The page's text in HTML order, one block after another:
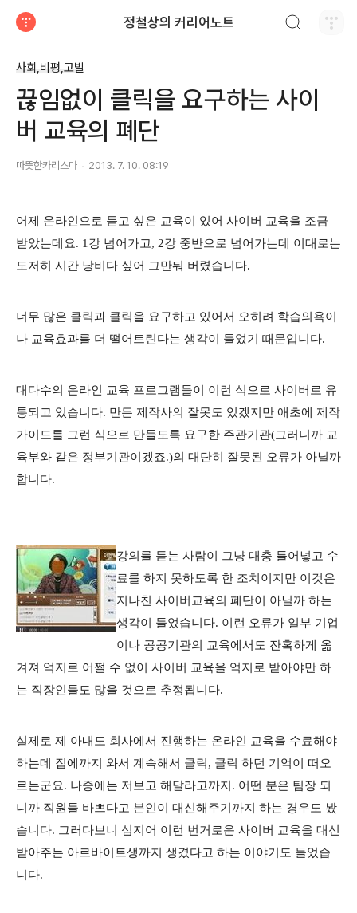
정철상의 커리어노트
사회,비평,고발
끊임없이 클릭을 요구하는 사이
버 교육의 폐단
따뜻한카리스마 2013. 7. 10. 08:19
어제 온라인으로 듣고 싶은 교육이 있어 사이버 교육을 조금
받았는데요. 1강 넘어가고, 2강 중반으로 넘어가는데 이대로는
도저히 시간 낭비다 싶어 그만둬 버렸습니다.
너무 많은 클릭과 클릭을 요구하고 있어서 오히려 학습의욕이
나 교육효과를 더 떨어트린다는 생각이 들었기 때문입니다.
대다수의 온라인 교육 프로그램들이 이런 식으로 사이버로 유
통되고 있습니다. 만든 제작사의 잘못도 있겠지만 애초에 제작
가이드를 그런 식으로 만들도록 요구한 주관기관(그러니까 교
육부와 같은 정부기관이겠죠.)의 대단히 잘못된 오류가 아닐까
합니다.
강의를 듣는 사람이 그냥 대충 틀어넣고 수
료를 하지 못하도록 한 조치이지만 이것은
지나친 사이버교육의 폐단이 아닐까 하는
생각이 들었습니다. 이런 오류가 일부 기업
이나 공공기관의 교육에서도 잔혹하게 옮
겨져 억지로 어쩔 수 없이 사이버 교육을 억지로 받아야만 하
는 직장인들도 많을 것으로 추정됩니다.
실제로 제 아내도 회사에서 진행하는 온라인 교육을 수료해야
하는데 집에까지 와서 계속해서 클릭, 클릭 하던 기억이 떠오
르는군요. 나중에는 저보고 해달라고까지. 어떤 분은 팀장 되
니까 직원들 바쁘다고 본인이 대신해주기까지 하는 경우도 봤
습니다. 그러다보니 심지어 이런 번거로운 사이버 교육을 대신
받아주는 아르바이트생까지 생겼다고 하는 이야기도 들었습
니다.